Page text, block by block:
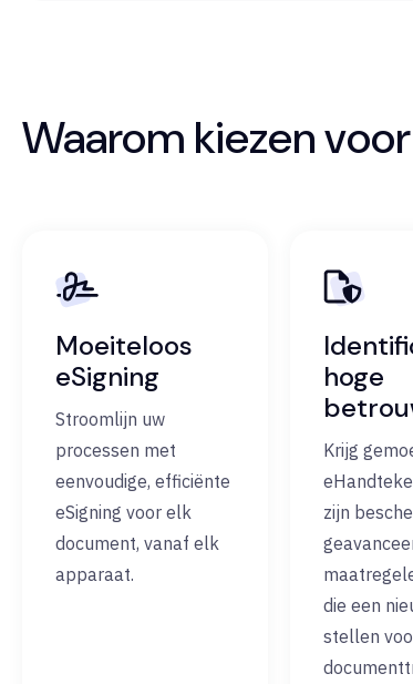
Waarom kiezen
Moeiteloos
eSigning
Stroomlijn uw
processen met
eenvoudige, efficiënte
eSigning voor elk
document, vanaf elk
apparaat.
hoge
Krijg
zijn
die een
stellen